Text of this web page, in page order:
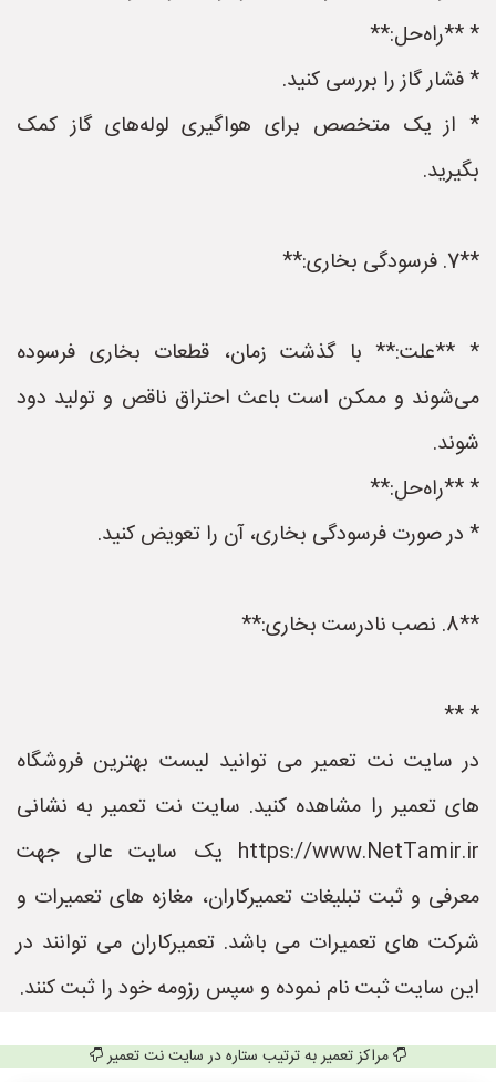
* **راه‌حل:**
* فشار گاز را بررسی کنید.
* از یک متخصص برای هواگیری لوله‌های گاز کمک
بگیرید.
**7. فرسودگی بخاری:**
* **علت:** با گذشت زمان، قطعات بخاری فرسوده
می‌شوند و ممکن است باعث احتراق ناقص و تولید دود
شوند.
* **راه‌حل:**
* در صورت فرسودگی بخاری، آن را تعویض کنید.
**8. نصب نادرست بخاری:**
* **
در سایت نت تعمیر می توانید لیست بهترین فروشگاه
های تعمیر را مشاهده کنید. سایت نت تعمیر به نشانی
https://www.NetTamir.ir یک سایت عالی جهت
معرفی و ثبت تبلیغات تعمیرکاران، مغازه های تعمیرات و
شرکت های تعمیرات می باشد. تعمیرکاران می توانند در
این سایت ثبت نام نموده و سپس رزومه خود را ثبت کنند.
مراکز تعمیر به ترتیب ستاره در سایت نت تعمیر